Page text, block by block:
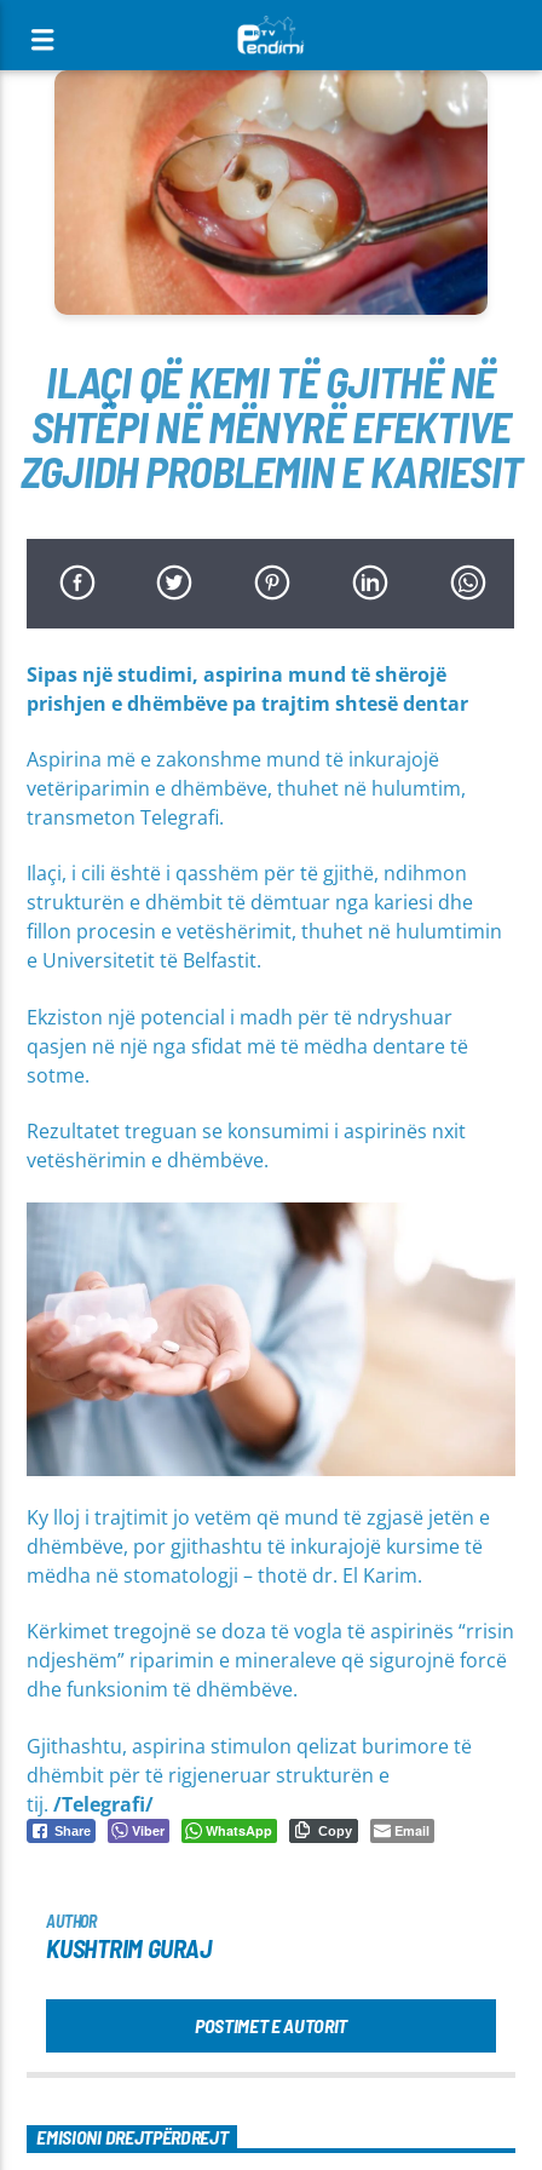
[There are no radio stations in the database]
ILAÇI QË KEMI TË GJITHË NË
SHTËPI NË MËNYRË EFEKTIVE
ZGJIDH PROBLEMIN E KARIESIT
Sipas një studimi, aspirina mund të shërojë
prishjen e dhëmbëve pa trajtim shtesë dentar
Aspirina më e zakonshme mund të inkurajojë
vetëriparimin e dhëmbëve, thuhet në hulumtim,
transmeton Telegrafi.
Ilaçi, i cili është i qasshëm për të gjithë, ndihmon
strukturën e dhëmbit të dëmtuar nga kariesi dhe
fillon procesin e vetëshërimit, thuhet në hulumtimin
e Universitetit të Belfastit.
Ekziston një potencial i madh për të ndryshuar
qasjen në një nga sfidat më të mëdha dentare të
sotme.
Rezultatet treguan se konsumimi i aspirinës nxit
vetëshërimin e dhëmbëve.
Ky lloj i trajtimit jo vetëm që mund të zgjasë jetën e
dhëmbëve, por gjithashtu të inkurajojë kursime të
mëdha në stomatologji – thotë dr. El Karim.
Kërkimet tregojnë se doza të vogla të aspirinës “rrisin
ndjeshëm” riparimin e mineraleve që sigurojnë forcë
dhe funksionim të dhëmbëve.
Gjithashtu, aspirina stimulon qelizat burimore të
dhëmbit për të rigjeneruar strukturën e
tij./Telegrafi/
Share Viber WhatsApp Copy Email
AUTHOR
KUSHTRIM GURAJ
POSTIMET E AUTORIT
EMISIONI DREJTPËRDREJT